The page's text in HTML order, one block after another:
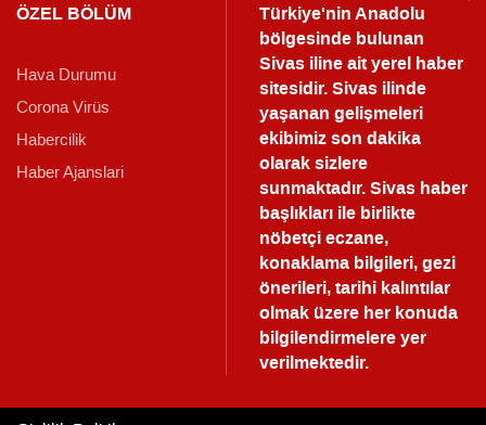
ÖZEL BÖLÜM
Hava Durumu
Corona Virüs
Habercilik
Haber Ajanslari
Türkiye'nin Anadolu
bölgesinde bulunan
Sivas iline ait yerel haber
sitesidir. Sivas ilinde
yaşanan gelişmeleri
ekibimiz son dakika
olarak sizlere
sunmaktadır.Sivas haber
başlıkları ile birlikte
nöbetçi eczane,
konaklama bilgileri, gezi
önerileri, tarihi kalıntılar
olmak üzere her konuda
bilgilendirmelere yer
verilmektedir.